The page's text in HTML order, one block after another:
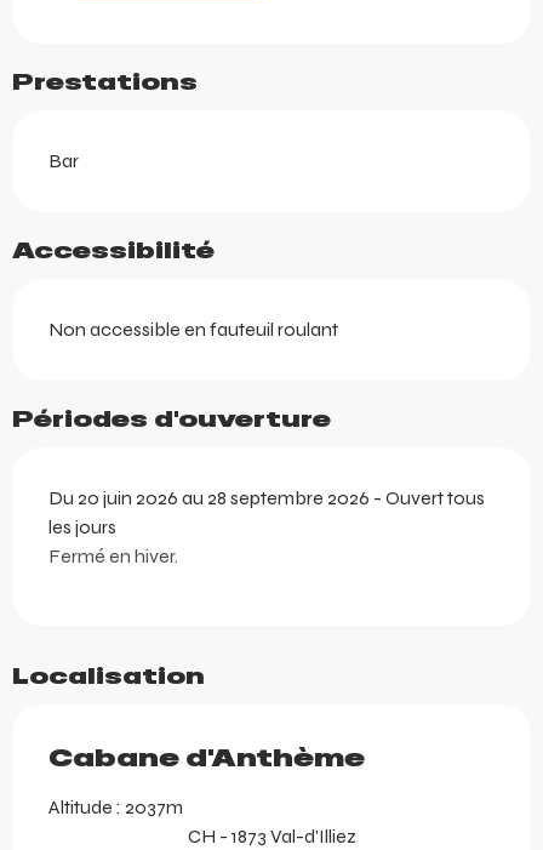
Prestations
Bar
Accessibilité
Non accessible en fauteuil roulant
Périodes d'ouverture
Du 20 juin 2026 au 28 septembre 2026 - Ouvert tous
les jours
Fermé en hiver.
Localisation
Cabane d'Anthème
Altitude : 2037m
CH - 1873 Val-d'Illiez